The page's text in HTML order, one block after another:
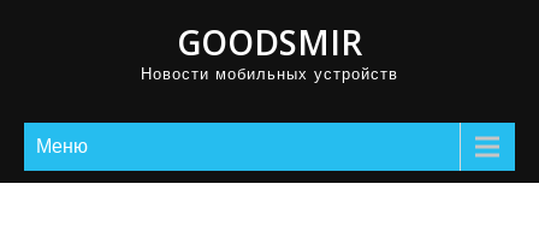
GOODSMIR
Новости мобильных устройств
Меню